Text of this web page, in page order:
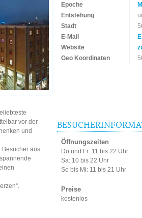
Epoche
Entstehung
Stadt
E-Mail
Website
Geo Koordinaten
vor der
und
Besucher aus
Öffnungszeiten
Do und Fr: 11 bis 22 Uhr
Sa: 10 bis 22 Uhr
So bis Mi: 11 bis 21 Uhr
Preise
kostenlos